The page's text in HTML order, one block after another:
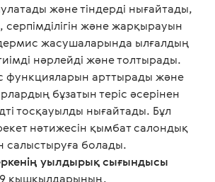
және тіндерді нығайтады,
серпімділігін және жарқырауын
жасушаларында ылғалдың
нәрлейді және толтырады.
функцияларын арттырады және
бұзатын теріс әсерінен
тосқауылды нығайтады. Бұл
нәтижесін қымбат салондық
салыстыруға болады.
уылдырық сығындысы
қышқылдарының,